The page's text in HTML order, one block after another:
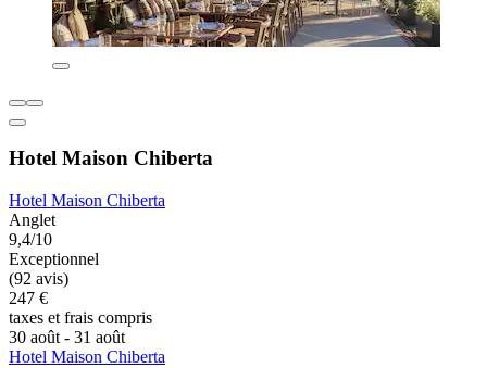
Hotel Maison Chiberta
Hotel Maison Chiberta
Anglet
9,4/10
Exceptionnel
(92 avis)
247 €
taxes et frais compris
30 août - 31 août
Hotel Maison Chiberta